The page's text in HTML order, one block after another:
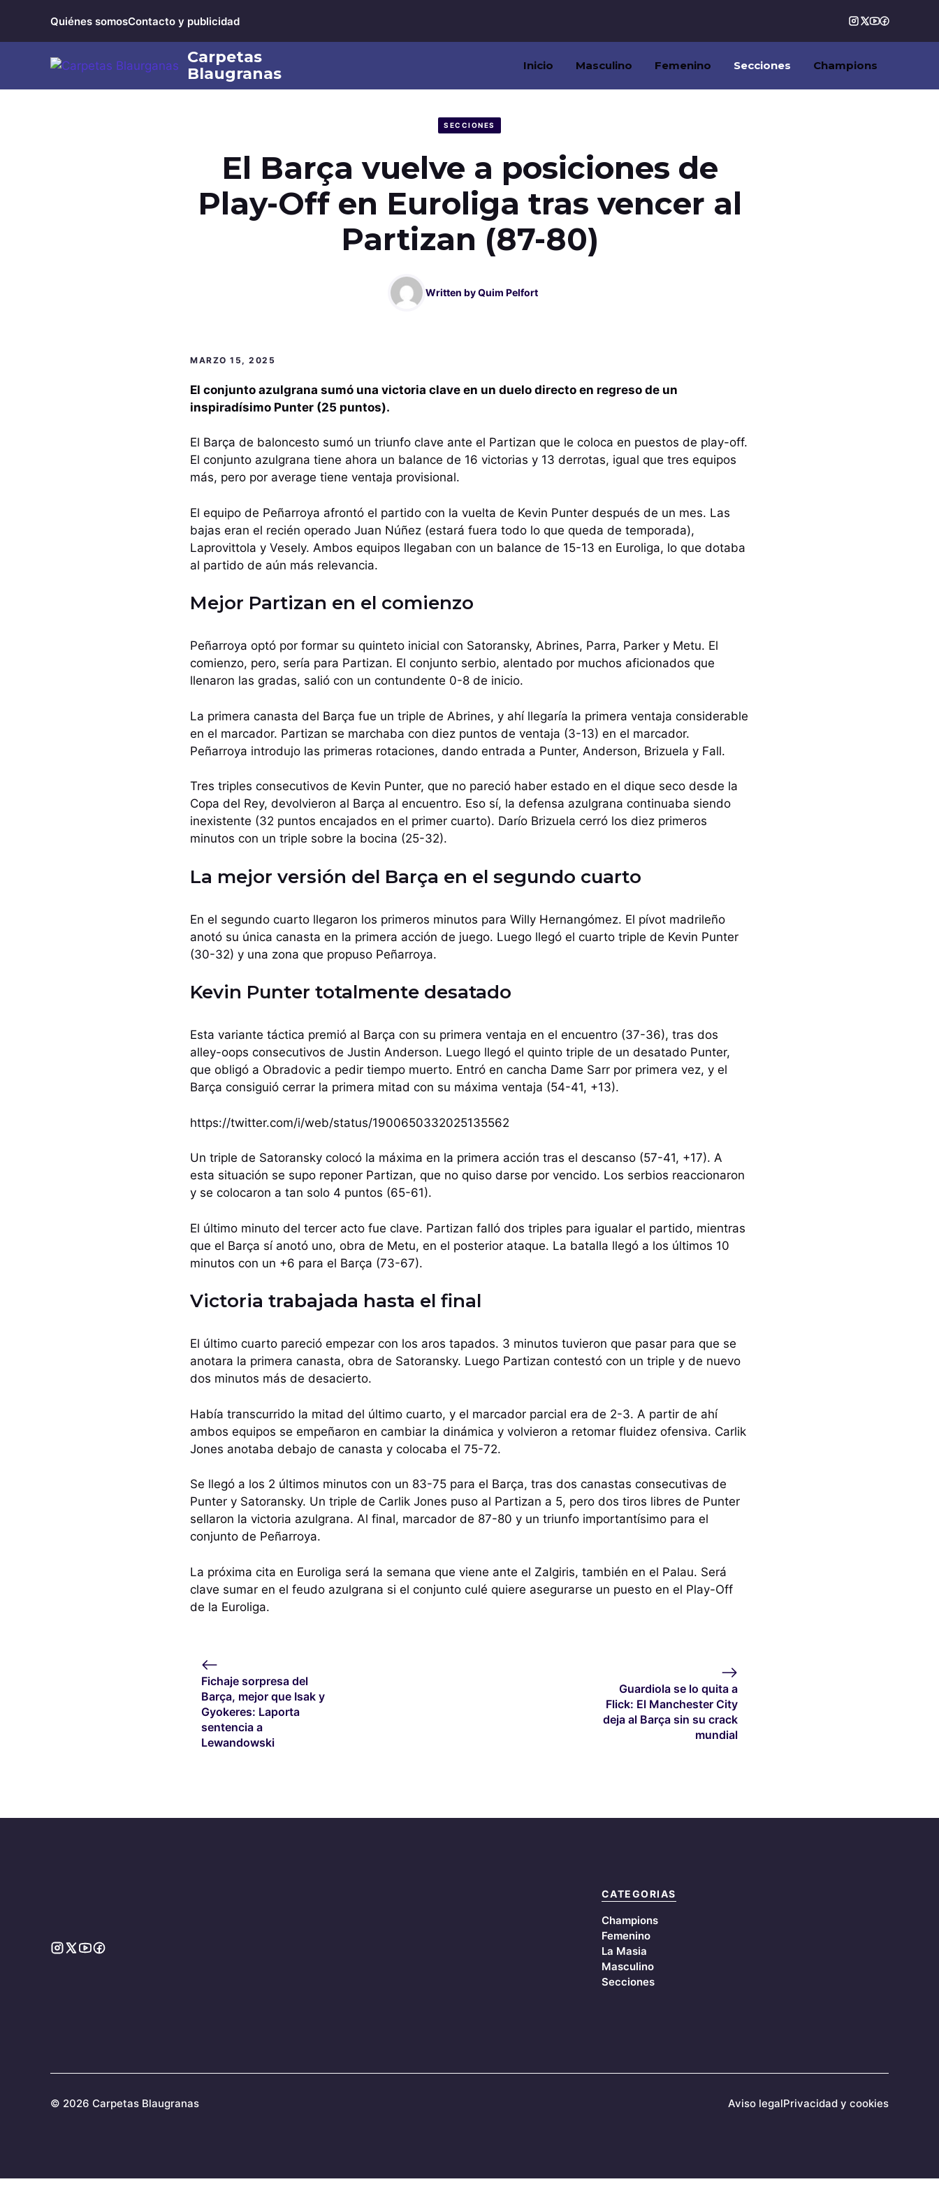
contenido
Quiénes somosContacto y publicidad
Inicio Masculino Femenino Secciones Champions
SECCIONES
El Barça vuelve a posiciones de
Play-Off en Euroliga tras vencer al
Partizan (87-80)
Written byQuim Pelfort
MARZO 15, 2025
El conjunto azulgrana sumó una victoria clave en un duelo directo en regreso de un
inspiradísimo Punter (25 puntos).
El Barça de baloncesto sumó un triunfo clave ante el Partizan que le coloca en puestos de play-off.
El conjunto azulgrana tiene ahora un balance de 16 victorias y 13 derrotas, igual que tres equipos
más, pero por average tiene ventaja provisional.
El equipo de Peñarroya afrontó el partido con la vuelta de Kevin Punter después de un mes. Las
bajas eran el recién operado Juan Núñez (estará fuera todo lo que queda de temporada),
Laprovittola y Vesely. Ambos equipos llegaban con un balance de 15-13 en Euroliga, lo que dotaba
al partido de aún más relevancia.
Mejor Partizan en el comienzo
Peñarroya optó por formar su quinteto inicial con Satoransky, Abrines, Parra, Parker y Metu. El
comienzo, pero, sería para Partizan. El conjunto serbio, alentado por muchos aficionados que
llenaron las gradas, salió con un contundente 0-8 de inicio.
La primera canasta del Barça fue un triple de Abrines, y ahí llegaría la primera ventaja considerable
en el marcador. Partizan se marchaba con diez puntos de ventaja (3-13) en el marcador.
Peñarroya introdujo las primeras rotaciones, dando entrada a Punter, Anderson, Brizuela y Fall.
Tres triples consecutivos de Kevin Punter, que no pareció haber estado en el dique seco desde la
Copa del Rey, devolvieron al Barça al encuentro. Eso sí, la defensa azulgrana continuaba siendo
inexistente (32 puntos encajados en el primer cuarto). Darío Brizuela cerró los diez primeros
minutos con un triple sobre la bocina (25-32).
La mejor versión del Barça en el segundo cuarto
En el segundo cuarto llegaron los primeros minutos para Willy Hernangómez. El pívot madrileño
anotó su única canasta en la primera acción de juego. Luego llegó el cuarto triple de Kevin Punter
(30-32) y una zona que propuso Peñarroya.
Kevin Punter totalmente desatado
Esta variante táctica premió al Barça con su primera ventaja en el encuentro (37-36), tras dos
alley-oops consecutivos de Justin Anderson. Luego llegó el quinto triple de un desatado Punter,
que obligó a Obradovic a pedir tiempo muerto. Entró en cancha Dame Sarr por primera vez, y el
Barça consiguió cerrar la primera mitad con su máxima ventaja (54-41, +13).
https://twitter.com/i/web/status/1900650332025135562
Un triple de Satoransky colocó la máxima en la primera acción tras el descanso (57-41, +17). A
esta situación se supo reponer Partizan, que no quiso darse por vencido. Los serbios reaccionaron
y se colocaron a tan solo 4 puntos (65-61).
El último minuto del tercer acto fue clave. Partizan falló dos triples para igualar el partido, mientras
que el Barça sí anotó uno, obra de Metu, en el posterior ataque. La batalla llegó a los últimos 10
minutos con un +6 para el Barça (73-67).
Victoria trabajada hasta el final
El último cuarto pareció empezar con los aros tapados. 3 minutos tuvieron que pasar para que se
anotara la primera canasta, obra de Satoransky. Luego Partizan contestó con un triple y de nuevo
dos minutos más de desacierto.
Había transcurrido la mitad del último cuarto, y el marcador parcial era de 2-3. A partir de ahí
ambos equipos se empeñaron en cambiar la dinámica y volvieron a retomar fluidez ofensiva. Carlik
Jones anotaba debajo de canasta y colocaba el 75-72.
Se llegó a los 2 últimos minutos con un 83-75 para el Barça, tras dos canastas consecutivas de
Punter y Satoransky. Un triple de Carlik Jones puso al Partizan a 5, pero dos tiros libres de Punter
sellaron la victoria azulgrana. Al final, marcador de 87-80 y un triunfo importantísimo para el
conjunto de Peñarroya.
La próxima cita en Euroliga será la semana que viene ante el Zalgiris, también en el Palau. Será
clave sumar en el feudo azulgrana si el conjunto culé quiere asegurarse un puesto en el Play-Off
de la Euroliga.
Fichaje sorpresa del
Barça, mejor que Isak y
Gyokeres: Laporta
sentencia a
Lewandowski
Guardiola se lo quita a
Flick: El Manchester City
deja al Barça sin su crack
mundial
CATEGORIAS
Champions
Femenino
La Masia
Masculino
Secciones
© 2026 Carpetas Blaugranas Aviso legalPrivacidad y cookies